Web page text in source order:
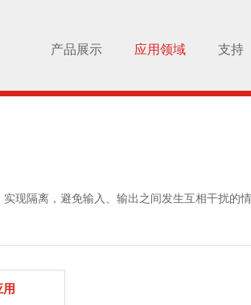
产品展示 应用领域 支持
现隔离，避免输入、输出之间发生互相干扰